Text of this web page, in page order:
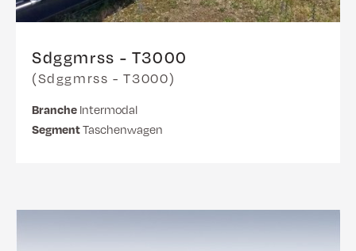
Sdggmrss - T3000
(Sdggmrss - T3000)
Branche Intermodal
SegmentTaschenwagen